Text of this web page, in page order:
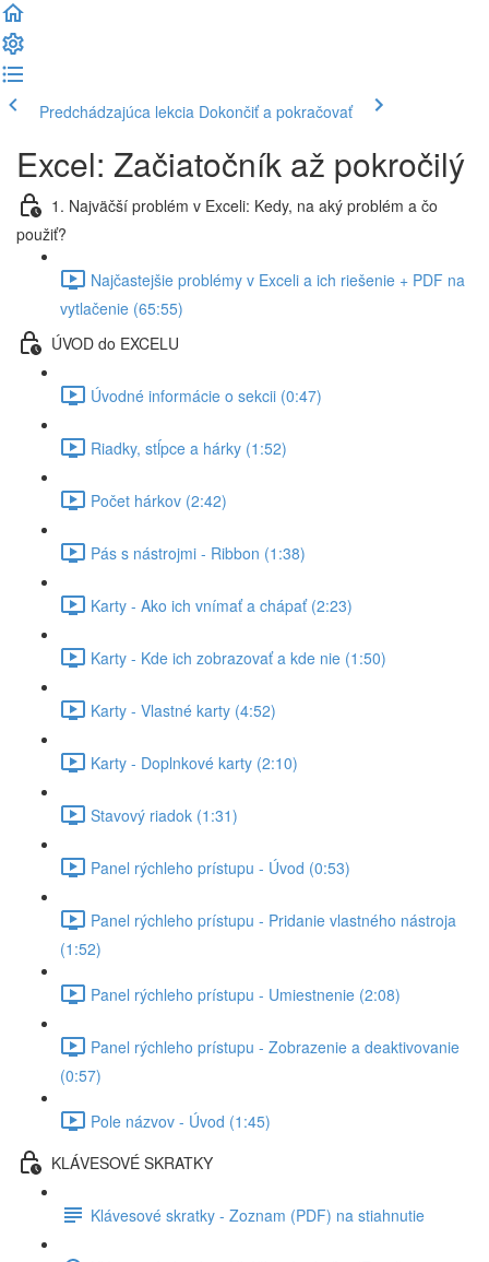
Predchádzajúca lekcia Dokončiť a pokračovať
Excel: Začiatočník až pokročilý
1. Najväčší problém v Exceli: Kedy, na aký problém a čo
použiť?
Najčastejšie problémy v Exceli a ich riešenie + PDF na
vytlačenie (65:55)
ÚVOD do EXCELU
Úvodné informácie o sekcii (0:47)
Riadky, stĺpce a hárky (1:52)
Počet hárkov (2:42)
Pás s nástrojmi - Ribbon (1:38)
Karty - Ako ich vnímať a chápať (2:23)
Karty - Kde ich zobrazovať a kde nie (1:50)
Karty - Vlastné karty (4:52)
Karty - Doplnkové karty (2:10)
Stavový riadok (1:31)
Panel rýchleho prístupu - Úvod (0:53)
Panel rýchleho prístupu - Pridanie vlastného nástroja
(1:52)
Panel rýchleho prístupu - Umiestnenie (2:08)
Panel rýchleho prístupu - Zobrazenie a deaktivovanie
(0:57)
Pole názvov - Úvod (1:45)
KLÁVESOVÉ SKRATKY
Klávesové skratky - Zoznam (PDF) na stiahnutie